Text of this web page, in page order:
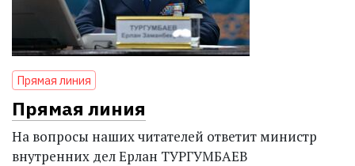
Прямая линия
Прямая линия
На вопросы наших читателей ответит министр
внутренних дел Ерлан ТУРГУМБАЕВ